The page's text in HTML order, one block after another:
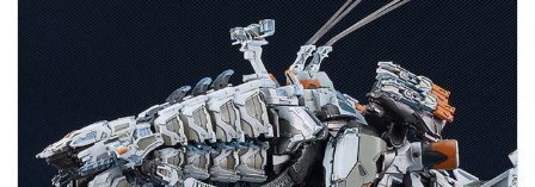
Aggiungi alla lista dei desideri